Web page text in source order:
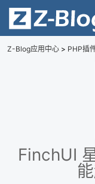
Z-Blog应用中心 > PHP插
FinchUI